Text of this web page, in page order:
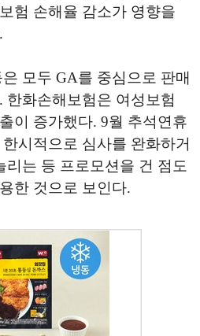
험 손해율 감소가 영향을
모두 GA를 중심으로 판매
한화손해보험은 여성보험
이 증가했다. 9월 추석연휴
시적으로 심사를 완화하거
리는 등 프로모션을 건 점도
한 것으로 보인다.